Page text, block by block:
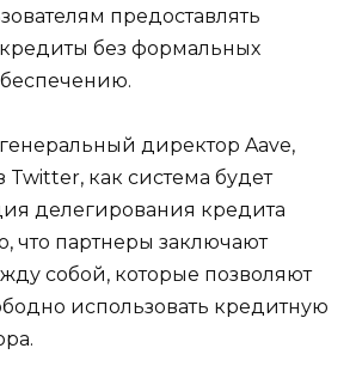
предоставлять
без формальных
директор Aave,
Twitter, как система будет
делегирования кредита
что партнеры заключают
собой, которые позволяют
использовать кредитную